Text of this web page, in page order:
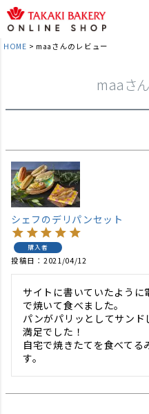
HOME maaさんのレビュー
maaさ
シェフのデリパンセット
購入者
投稿日 2021/04/12
サイトに書いていたよう
で焼いて食べました。
パンがパリッとしてサン
満足でした！
自宅で焼きたてを食べて
す。